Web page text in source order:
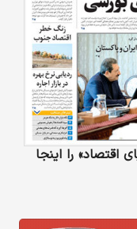
اقتصاد» را اینجا